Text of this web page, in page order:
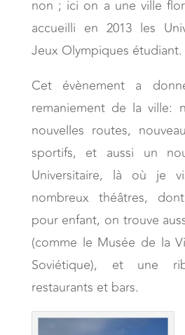
non ; ici on a une ville
accueilli en 2013 les
Jeux Olympiques étudiant.
Cet évènement a
remaniement de la ville:
nouvelles routes,
sportifs, et aussi un
Universitaire, là où je
nombreux théâtres,
pour enfant, on trouve
(comme le Musée de la
Soviétique), et une
restaurants et bars.